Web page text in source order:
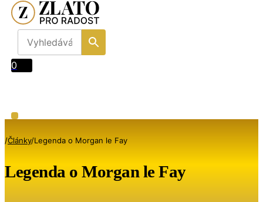
0
/Články/Legenda o Morgan le Fay
Legenda o Morgan le Fay